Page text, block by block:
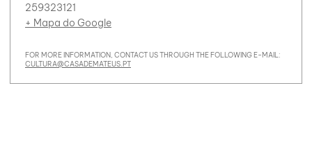
259323121
+ Mapa do Google
FOR MORE INFORMATION, CONTACT US THROUGH THE FOLLOWING E-MAIL:
CULTURA@CASADEMATEUS.PT